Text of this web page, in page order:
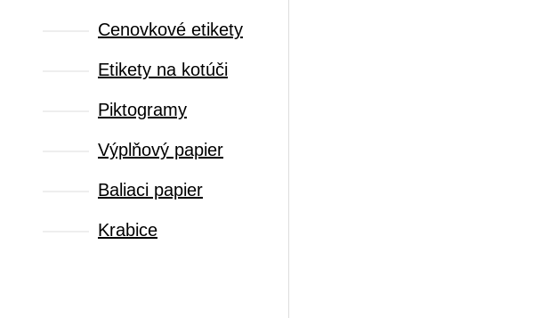
Cenovkové etikety
Etikety na kotúči
Piktogramy
Výplňový papier
Baliaci papier
Krabice